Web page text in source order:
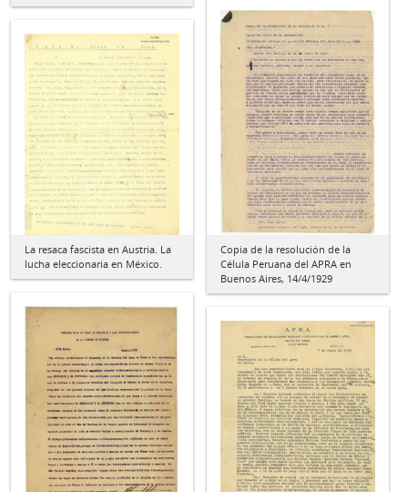
Copia de la resolución de la
Célula Peruana del APRA en
Buenos Aires, 14/4/1929
La resaca fascista en Austria. La
lucha eleccionaria en México.